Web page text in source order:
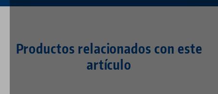
Productos relacionados con este
artículo